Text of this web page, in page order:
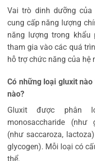
Vai trò dinh dưỡng
cung cấp năng lượng
năng lượng trong khẩu
tham gia vào các quá
hỗ trợ chức năng của hệ
Có những loại gluxit
nào?
Gluxit được phân
monosaccharide (như
(như saccaroza,
glycogen). Mỗi loại có
thể.